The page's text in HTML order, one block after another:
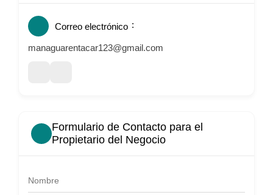
Correo electrónico
managuarentacar123@gmail.com
Formulario de Contacto para el
Propietario del Negocio